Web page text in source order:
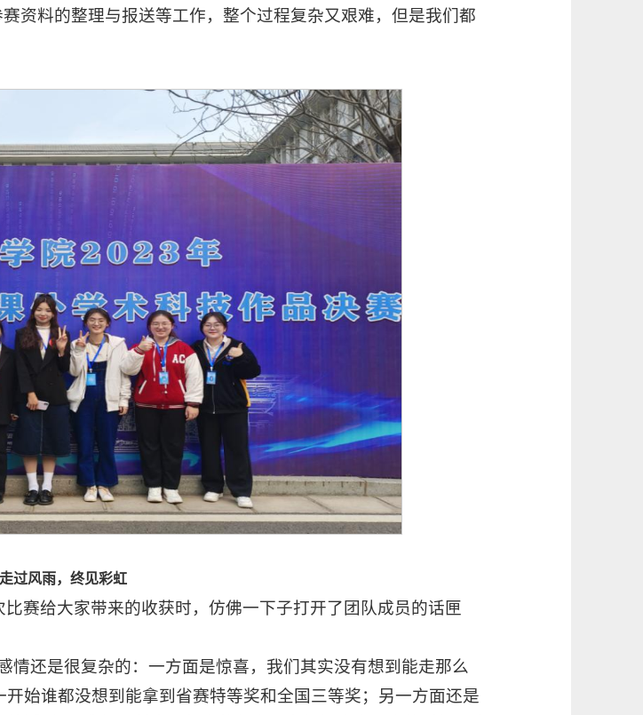
资料的整理与报送等工作，整个过程复杂又艰难，但是我们都
走过风雨，终见彩虹
赛给大家带来的收获时，仿佛一下子打开了团队成员的话匣
情还是很复杂的：一方面是惊喜，我们其实没有想到能走那么
始谁都没想到能拿到省赛特等奖和全国三等奖；另一方面还是